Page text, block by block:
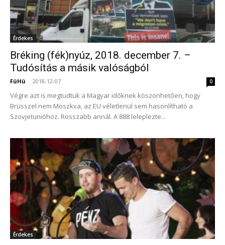
Érdekes
Bréking (fék)nyúz, 2018. december 7. –
Tudósítás a másik valóságból
FüHü - 2018-12-07 0
Végre azt is megtudtuk a Magyar időknek köszönhetően, hogy
Brüsszel nem Moszkva, az EU véletlenül sem ­hasonlítható a
Szovjetunióhoz. Rosszabb annál. A 888 leleplezte...
Érdekes